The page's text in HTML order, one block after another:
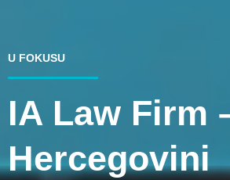
U FOKUSU
IA Law Firm
Hercegovini